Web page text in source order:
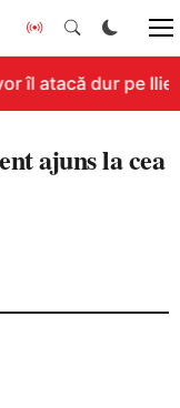
îl atacă dur pe
ajuns la cea